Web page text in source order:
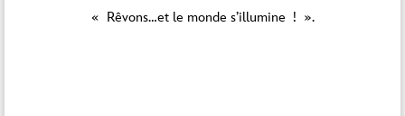
« Rêvons…et le monde s’illumine ! ».